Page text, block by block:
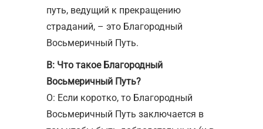
путь, ведущий к прекращению
страданий, – это Благородный
Восьмеричный Путь.
В: Что такое Благородный
Восьмеричный Путь?
О: Если коротко, то Благородный
Восьмеричный Путь заключается в